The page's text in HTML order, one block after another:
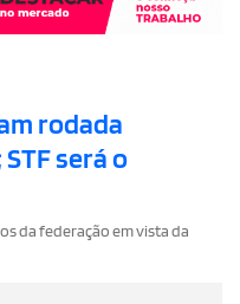
rodada
será o
da federação em vista da